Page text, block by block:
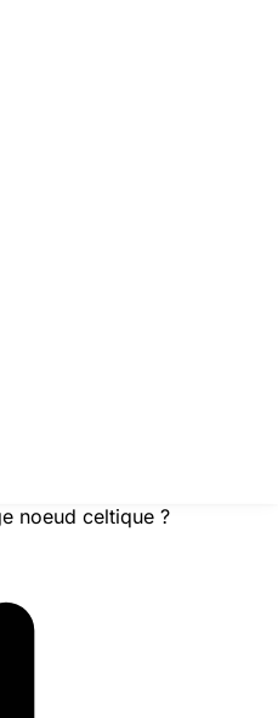
noeud celtique ?